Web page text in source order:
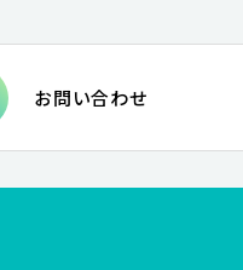
お問い合わせ